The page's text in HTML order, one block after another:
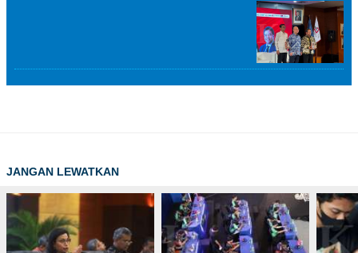
JANGAN LEWATKAN